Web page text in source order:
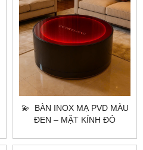
💫 BÀN INOX MẠ PVD MÀU
ĐEN – MẶT KÍNH ĐỎ
CITYBUILDING